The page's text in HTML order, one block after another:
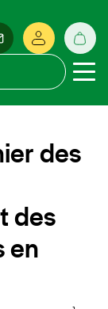
des
des
en